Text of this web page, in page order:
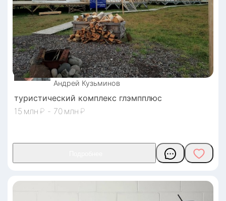
Андрей Кузьминов
туристический комплекс глэмпплюс
15
₽ - 70 ₽